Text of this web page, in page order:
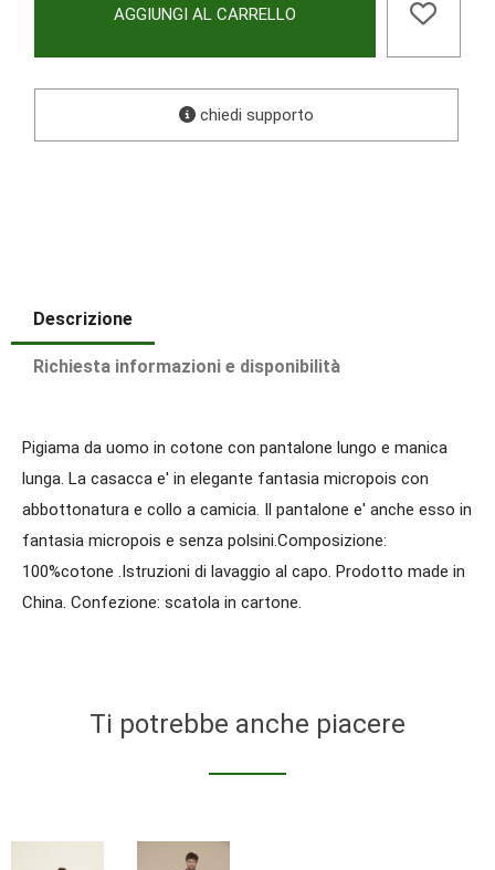
AGGIUNGI AL CARRELLO
chiedi supporto
Descrizione
Richiesta informazioni e disponibilità
Pigiama da uomo in cotone con pantalone lungo e manica
lunga. La casacca e' in elegante fantasia micropois con
abbottonatura e collo a camicia. Il pantalone e' anche esso in
fantasia micropois e senza polsini.Composizione:
100%cotone .Istruzioni di lavaggio al capo. Prodotto made in
China. Confezione: scatola in cartone.
Ti potrebbe anche piacere